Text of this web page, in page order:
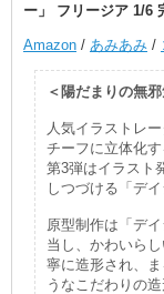
ー」 フリージア 1/6
Amazon / あみあみ /
＜陽だまりの無
人気イラストレ
チーフに立体化
第3弾はイラスト
しつづける「デ
原型制作は「デ
当し、かわいら
寧に造形され、
うなこだわりの